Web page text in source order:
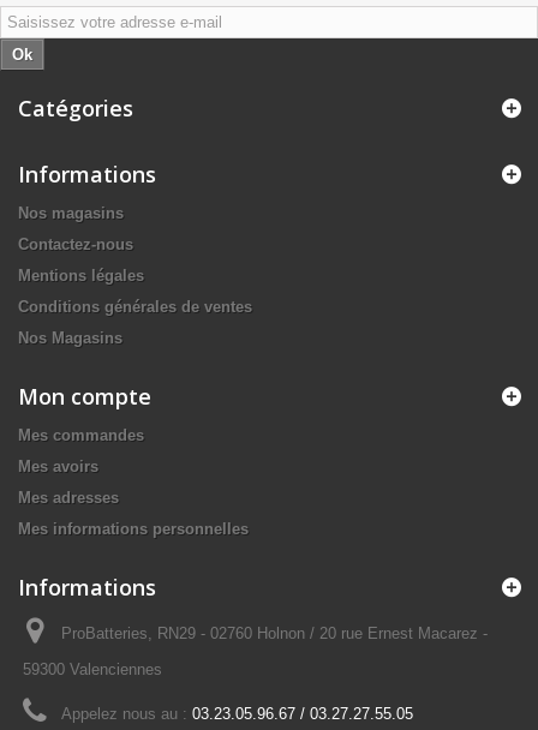
Ok
Catégories
Informations
Nos magasins
Contactez-nous
Mentions légales
Conditions générales de ventes
Nos Magasins
Mon compte
Mes commandes
Mes avoirs
Mes adresses
Mes informations personnelles
Informations
ProBatteries, RN29 - 02760 Holnon / 20 rue Ernest Macarez -
59300 Valenciennes
Appelez nous au : 03.23.05.96.67 / 03.27.27.55.05